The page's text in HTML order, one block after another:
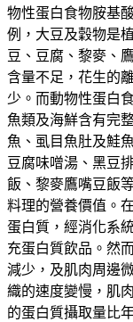
物性蛋白食物胺基
例，大豆及穀物是
豆、豆腐、黎麥、
含量不足，花生的
少。而動物性蛋白
魚類及海鮮含有完
魚、虱目魚肚及鮭
豆腐味噌湯、黑豆
飯、黎麥鷹嘴豆飯
料理的營養價值。
蛋白質，經消化系
充蛋白質飲品。然
減少，及肌肉周邊
織的速度變慢，肌
的蛋白質攝取量比